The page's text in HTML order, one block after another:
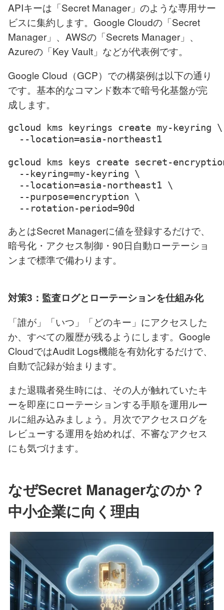
APIキーは「Secret Manager」のような専用サー
ビスに集約します。Google Cloudの「Secret
Manager」、AWSの「Secrets Manager」、
Azureの「Key Vault」などが代表例です。
Google Cloud（GCP）での構築例は以下の通り
です。基本的なコマンド数本で暗号化基盤が完
成します。
gcloud kms keyrings create my-keyring \
  --location=asia-northeast1
gcloud kms keys create secret-
  --keyring=my-keyring \
  --location=asia-northeast1 \
  --purpose=encryption \
  --rotation-period=90d
あとはSecret Managerに値を登録するだけで、
暗号化・アクセス制御・90日自動ローテーショ
ンまで標準で備わります。
対策3：監査ログとローテーションを仕組み化
「誰が」「いつ」「どのキー」にアクセスした
か、すべての履歴が残るようにします。Google
CloudではAudit Logs機能を有効化するだけで、
自動で記録が始まります。
また退職者発生時には、その人が触れていたキ
ーを即座にローテーションする手順を運用ルー
ルに組み込みましょう。月次でアクセスログを
レビューする運用を始めれば、不審なアクセス
にも気づけます。
なぜSecret Managerなのか？
中小企業に向く理由